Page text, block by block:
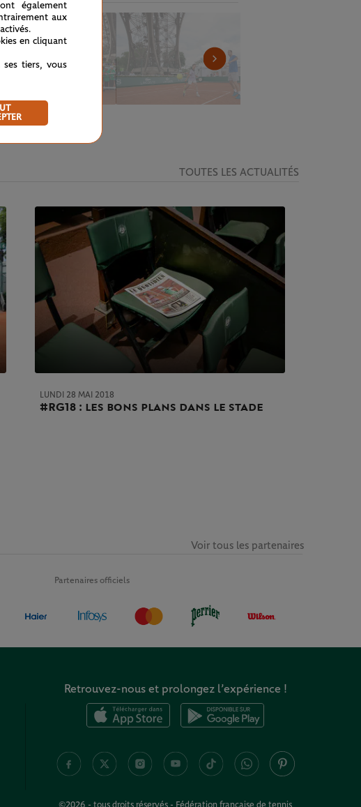
TOUTES LES ACTUALITÉS
LUNDI 28 MAI 2018
#RG18 : les bons plans dans le stade
Partenaires officiels
Voir tous les partenaires
Retrouvez-nous et prolongez l’expérience !
également
aux
en cliquant
tiers, vous